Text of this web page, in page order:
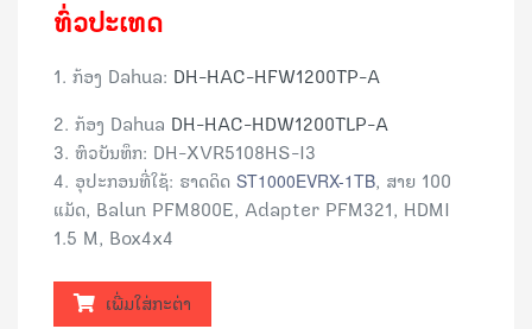
ທົ່ວປະເທດ
1. ກ້ອງ Dahua: DH-HAC-HFW1200TP-A
2. ກ້ອງ Dahua DH-HAC-HDW1200TLP-A
3. ຫົວບັນທຶກ: DH-XVR5108HS-I3
4. ອຸປະກອນທີ່ໃຊ້: ຮາດດິດ ST1000EVRX-1TB, ສາຍ 100
ແມັດ, Balun PFM800E, Adapter PFM321, HDMI
1.5 M, Box4x4
ເພີ່ມໃສ່ກະຕ່າ